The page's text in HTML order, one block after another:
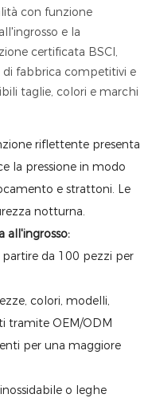
con funzione
e la
certificata BSCI,
di fabbrica competitivi e
taglie, colori e marchi
riflettente presenta
la pressione in modo
e strattoni. Le
notturna.
all'ingrosso:
da 100 pezzi per
colori, modelli,
tramite OEM/ODM
per una maggiore
o leghe